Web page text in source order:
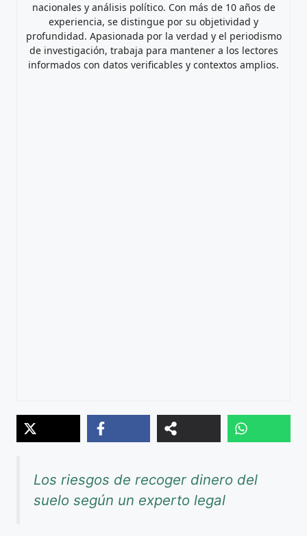
nacionales y análisis político. Con más de 10 años de
experiencia, se distingue por su objetividad y
profundidad. Apasionada por la verdad y el periodismo
de investigación, trabaja para mantener a los lectores
informados con datos verificables y contextos amplios.
Los riesgos de recoger dinero del
suelo según un experto legal